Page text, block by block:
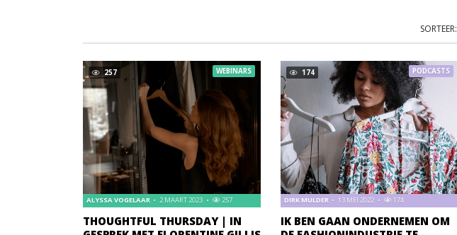
SORTEER:
257
THOUGHTFUL THURSDAY | IN
ALYSSA VOGELAAR 2 MAART 2023 257
WEBINARS 174
IK BEN GAAN ONDERNEMEN OM
DIRK MULDER 13 MEI 2022 174
PODCASTS